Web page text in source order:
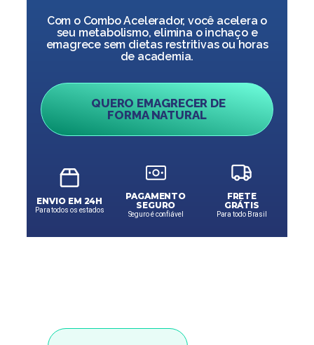
Com o Combo Acelerador, você acelera o
seu metabolismo, elimina o inchaço e
emagrece sem dietas restritivas ou horas
de academia.
QUERO EMAGRECER DE
FORMA NATURAL
ENVIO EM 24H
Para todos os estados
PAGAMENTO
SEGURO
Seguro é confiável
FRETE
GRÁTIS
Para todo Brasil